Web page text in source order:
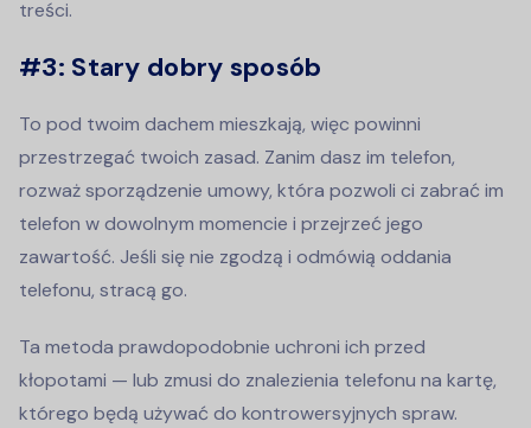
treści.
#3: Stary dobry sposób
To pod twoim dachem mieszkają, więc powinni
przestrzegać twoich zasad. Zanim dasz im telefon,
rozważ sporządzenie umowy, która pozwoli ci zabrać im
telefon w dowolnym momencie i przejrzeć jego
zawartość. Jeśli się nie zgodzą i odmówią oddania
telefonu, stracą go.
Ta metoda prawdopodobnie uchroni ich przed
kłopotami — lub zmusi do znalezienia telefonu na kartę,
którego będą używać do kontrowersyjnych spraw.